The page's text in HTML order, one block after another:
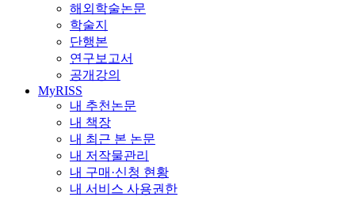
해외학술논문
학술지
단행본
연구보고서
공개강의
MyRISS
내 추천논문
내 책장
내 최근 본 논문
내 저작물관리
내 구매·신청 현황
내 서비스 사용권한